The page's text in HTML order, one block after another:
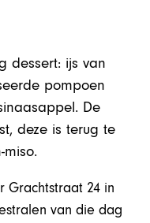
dessert: ijs van
pompoen
De
deze is terug te
Grachtstraat 24 in
van die dag